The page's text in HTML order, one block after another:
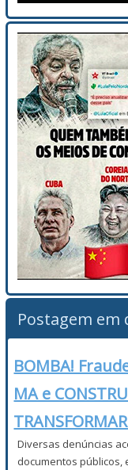
Postagem em
BOMBA!
MA e
Diversas denúncias
documentos públicos,